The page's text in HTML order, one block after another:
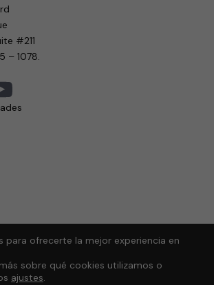
#211
– 1078.
para ofrecerte la mejor experiencia en
sobre qué cookies utilizamos o
ajustes.